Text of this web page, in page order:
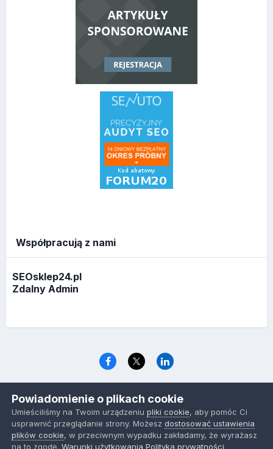
Współpracują z nami
SEOsklep24.pl
Zdalny Admin
www.optymalizacja.com
Powered by Invision Community
Powiadomienie o plikach cookie
Umieściliśmy na Twoim urządzeniupliki cookie, aby pomóc Ci
usprawnić przeglądanie strony. Możeszdostosować ustawienia
plików cookie, w przeciwnym wypadku zakładamy, że wyrażasz
na to zgodę.Warunki użytkowania Polityka prywatności